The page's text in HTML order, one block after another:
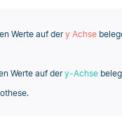
Werte auf dery Achse
Werte auf dery-Achse